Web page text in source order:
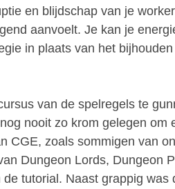
en blijdschap van je
aanvoelt. Je kan je
in plaats van het
van de spelregels te
nooit zo krom gelegen om
CGE, zoals sommigen van
Dungeon Lords, Dungeon
tutorial. Naast grappig was